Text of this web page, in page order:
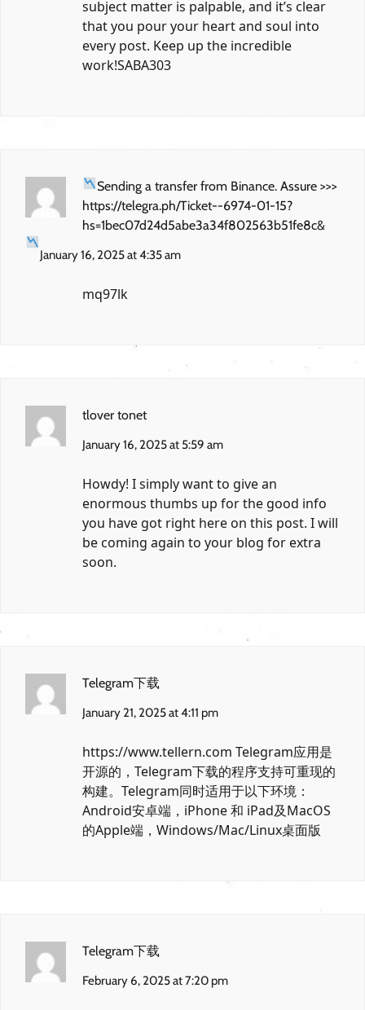
subject matter is palpable, and it’s clear
that you pour your heart and soul into
every post. Keep up the incredible
work!SABA303
Sending a transfer from Binance. Assure >>>
https://telegra.ph/Ticket--6974-01-15?
hs=1bec07d24d5abe3a34f802563b51fe8c&
January 16, 2025 at 4:35 am
mq97lk
tlover tonet
January 16, 2025 at 5:59 am
Howdy! I simply want to give an
enormous thumbs up for the good info
you have got right here on this post. I will
be coming again to your blog for extra
soon.
Telegram下载
January 21, 2025 at 4:11 pm
https://www.tellern.com Telegram应用是
开源的，Telegram下载的程序支持可重现的
构建。Telegram同时适用于以下环境：
Android安卓端，iPhone 和 iPad及MacOS
的Apple端，Windows/Mac/Linux桌面版
Telegram下载
February 6, 2025 at 7:20 pm